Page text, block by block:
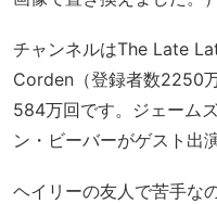
チャンネルはThe Late
Corden（登録者数2250
584万回です。ジェーム
ン・ビーバーがゲスト出
ヘイリーの友人で苦手な